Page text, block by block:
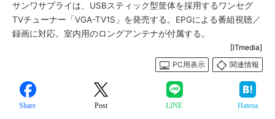
サンワサプライは、USBスティック型筐体を採用するワンセグ
TVチューナー「VGA-TV1S」を発売する。EPGによる番組視聴／
録画に対応。室内用のロングアンテナが付属する。
[ITmedia]
PC用表示
関連情報
Share Post LINE Hatena